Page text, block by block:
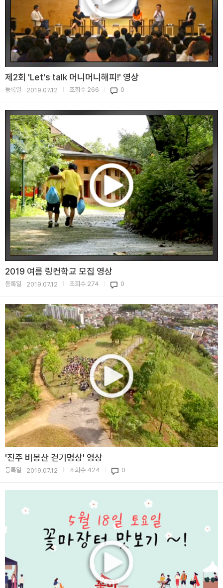
제2회 'Let's talk 머니머니해피!' 영상
등록일 2019.07.12 조회수 266 0
2019 여름 링컨학교 모집 영상
등록일 2019.07.12 조회수 274 0
'진주 비봉산 걷기명상' 영상
등록일 2019.07.12 조회수 424 0